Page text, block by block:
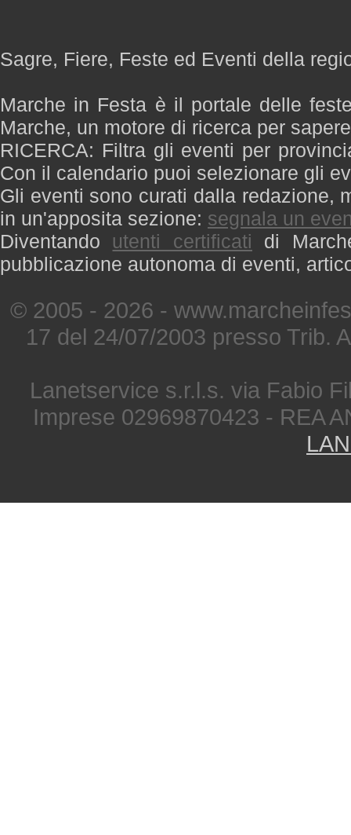
Sagre, Fiere, Feste ed Eventi della
Marche in Festa è il portale delle
Marche, un motore di ricerca per
RICERCA: Filtra gli eventi per
Con il calendario puoi selezionare gli
Gli eventi sono curati dalla redazione,
in un'apposita sezione: segnala un
Diventando utenti certificati di
pubblicazione autonoma di eventi,
© 2005 - 2026 -
17 del 24/07/2003 presso Trib.
Lanetservice s.r.l.s. via Fabio
Imprese 02969870423 - REA